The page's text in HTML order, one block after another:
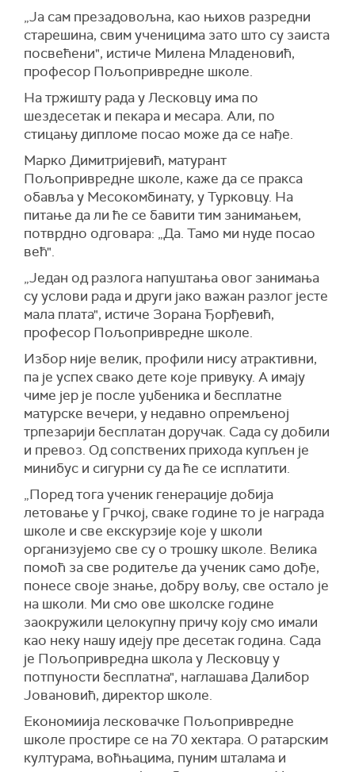
„Ја сам презадовољна, као њихов разредни
старешина, свим ученицима зато што су заиста
посвећени", истиче Милена Младеновић,
професор Пољопривредне школе.
На тржишту рада у Лесковцу има по
шездесетак и пекара и месара. Али, по
стицању дипломе посао може да се нађе.
Марко Димитријевић, матурант
Пољопривредне школе, каже да се пракса
обавља у Месокомбинату, у Турковцу. На
питање да ли ће се бавити тим занимањем,
потврдно одговара: „Да. Тамо ми нуде посао
већ".
„Један од разлога напуштања овог занимања
су услови рада и други јако важан разлог јесте
мала плата", истиче Зорана Ђорђевић,
професор Пољопривредне школе.
Избор није велик, профили нису атрактивни,
па је успех свако дете које привуку. А имају
чиме јер је после уџбеника и бесплатне
матурске вечери, у недавно опремљеној
трпезарији бесплатан доручак. Сада су добили
и превоз. Од сопствених прихода купљен је
минибус и сигурни су да ће се исплатити.
„Поред тога ученик генерације добија
летовање у Грчкој, сваке године то је награда
школе и све екскурзије које у школи
организујемо све су о трошку школе. Велика
помоћ за све родитеље да ученик само дође,
понесе своје знање, добру вољу, све остало је
на школи. Ми смо ове школске године
заокружили целокупну причу коју смо имали
као неку нашу идеју пре десетак година. Сада
је Пољопривредна школа у Лесковцу у
потпуности бесплатна", наглашава Далибор
Јовановић, директор школе.
Економиија лесковачке Пољопривредне
школе простире се на 70 хектара. О ратарским
културама, воћњацима, пуним шталама и